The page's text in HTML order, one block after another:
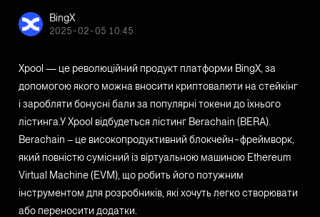
BingX
2025-02-05 10:45
Xpool — це революційний продукт платформи BingX, за
допомогою якого можна вносити криптовалюти на стейкінг
і заробляти бонусні бали за популярні токени до їхнього
лістинга.У Xpool відбудеться лістинг Berachain (BERA).
Berachain – це високопродуктивний блокчейн-фреймворк,
який повністю сумісний із віртуальною машиною Ethereum
Virtual Machine (EVM), що робить його потужним
інструментом для розробників, які хочуть легко створювати
або переносити додатки.